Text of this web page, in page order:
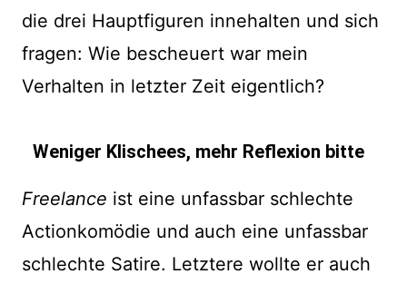
die drei Hauptfiguren innehalten und sich
fragen: Wie bescheuert war mein
Verhalten in letzter Zeit eigentlich?
Weniger Klischees, mehr Reflexion bitte
Freelance ist eine unfassbar schlechte
Actionkomödie und auch eine unfassbar
schlechte Satire. Letztere wollte er auch